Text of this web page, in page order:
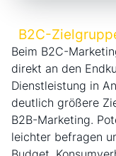
B2C-
Beim B2C-
direkt an den
Dienstleistung in
deutlich größere
B2B-Marketing.
leichter befragen